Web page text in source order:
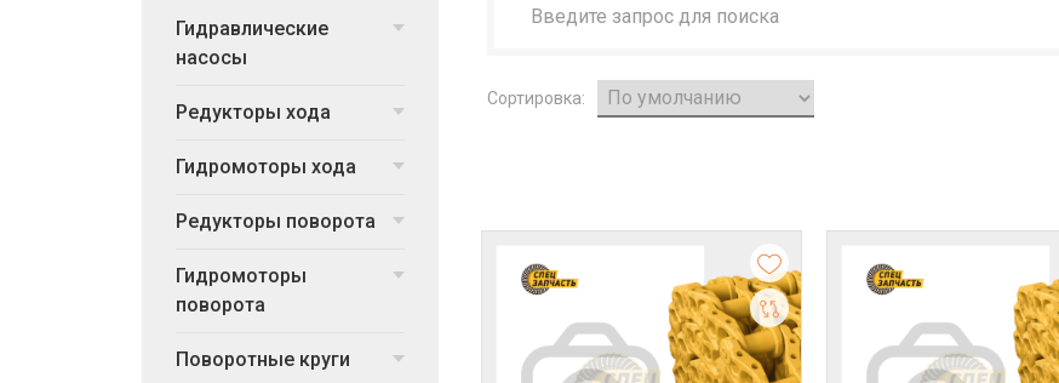
Гидравлические
насосы
Редукторы хода
Гидромоторы хода
Редукторы поворота
Гидромоторы
поворота
Поворотные круги
Сортировка: